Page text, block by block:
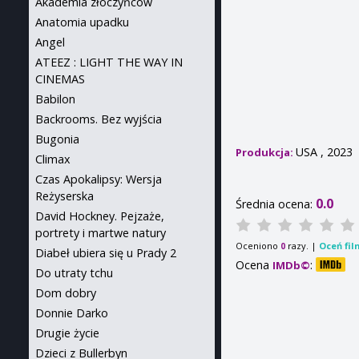
Produkcja:USA , 2023
Średnia ocena: 0.0
Oceniono 0 razy. | Oceń
Ocena IMDb©:
Anatomia upadku
Angel
ATEEZ : LIGHT THE WAY IN
CINEMAS
Babilon
Backrooms. Bez wyjścia
Bugonia
Climax
Czas Apokalipsy: Wersja
Reżyserska
David Hockney. Pejzaże,
portrety i martwe natury
Diabeł ubiera się u Prady 2
Do utraty tchu
Dom dobry
Donnie Darko
Drugie życie
Dzieci z Bullerbyn